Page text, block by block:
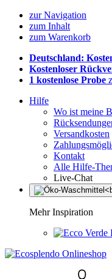
zur Navigation
zum Inhalt
zum Warenkorb
Deutschland:
Kostenloser
1 kostenlose Probe
Hilfe
Wo ist meine
Versandkosten
Kontakt
Alle Hilfe-
Live-Chat
Mehr Inspiration